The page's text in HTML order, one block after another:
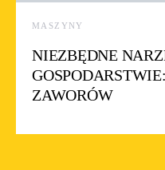
MASZYNY
NIEZBĘDNE
ZAWORÓW